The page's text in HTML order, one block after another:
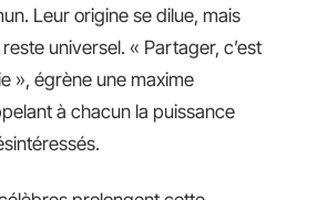
Leur origine se dilue, mais
universel. « Partager, c’est
», égrène une maxime
à chacun la puissance